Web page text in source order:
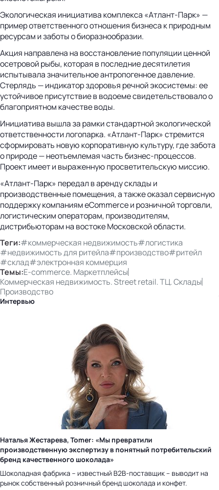
Экологическая инициатива комплекса «Атлант‑Парк» —
пример ответственного отношения бизнеса к природным
ресурсам и заботы о биоразнообразии.
Акция направлена на восстановление популяции ценной
осетровой рыбы, которая в последние десятилетия
испытывала значительное антропогенное давление.
Стерлядь — индикатор здоровья речной экосистемы: ее
устойчивое присутствие в водоеме свидетельствовало о
благоприятном качестве воды.
Инициатива вышла за рамки стандартной экологической
ответственности логопарка. «Атлант-Парк» стремится
сформировать новую корпоративную культуру, где забота
о природе — неотъемлемая часть бизнес‑процессов.
Проект имеет и выраженную просветительскую миссию.
«Атлант-Парк» передал в аренду склады и
производственные помещения, а также оказал сервисную
поддержку компаниям eCommerce и розничной торговли,
логистическим операторам, производителям,
дистрибьюторам на востоке Московской области.
Теги:#коммерческая недвижимость#логистика
#недвижимость для ритейла#производство#ритейл
#склад#электронная коммерция
Темы:E-commerce. Маркетплейсы
Коммерческая недвижимость. Street retail. ТЦ. Склады
Производство
Интервью
Наталья Жестарева, Tomer: «Мы превратили
производственную экспертизу в понятный потребительский
бренд качественного шоколада»
Шоколадная фабрика – известный B2B-поставщик – выводит на
рынок собственный розничный бренд шоколада и конфет.